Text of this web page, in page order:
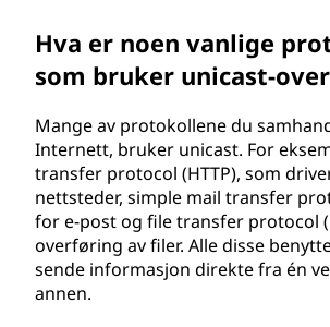
Hva er noen vanlige
som bruker unicast-
Mange av protokollene du
Internett, bruker unicast. For
transfer protocol (HTTP), som
nettsteder, simple mail transfer
for e-post og file transfer protocol
overføring av filer. Alle disse
sende informasjon direkte fra én
annen.